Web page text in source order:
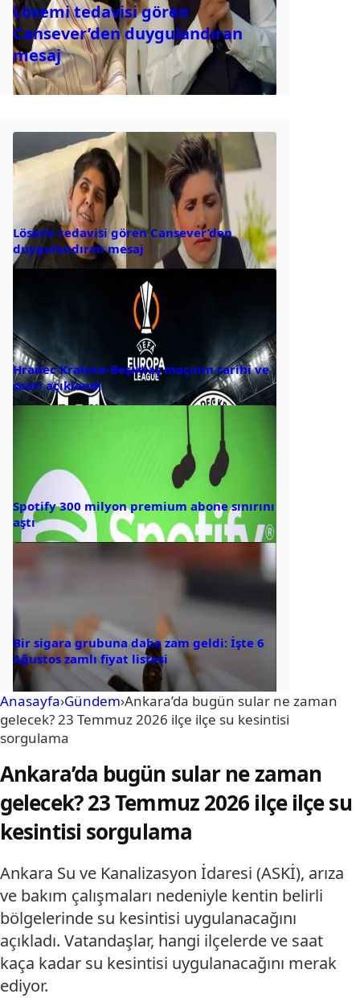
Lösemi tedavisi gören
Cansever’den duygulandıran
mesaj
Lösemi tedavisi gören Cansever’den
duygulandıran mesaj
Hradec Kralove-Beşiktaş maçının tarihi ve
saati açıklandı
Spotify 300 milyon premium abone sınırını
aştı
Bir sigara grubuna daha zam geldi: İşte 6
Ağustos zamlı fiyat listesi
Anasayfa›Gündem›Ankara’da bugün sular ne zaman
gelecek? 23 Temmuz 2026 ilçe ilçe su kesintisi
sorgulama
Ankara’da bugün sular ne zaman
gelecek? 23 Temmuz 2026 ilçe ilçe su
kesintisi sorgulama
Ankara Su ve Kanalizasyon İdaresi (ASKİ), arıza
ve bakım çalışmaları nedeniyle kentin belirli
bölgelerinde su kesintisi uygulanacağını
açıkladı. Vatandaşlar, hangi ilçelerde ve saat
kaça kadar su kesintisi uygulanacağını merak
ediyor.